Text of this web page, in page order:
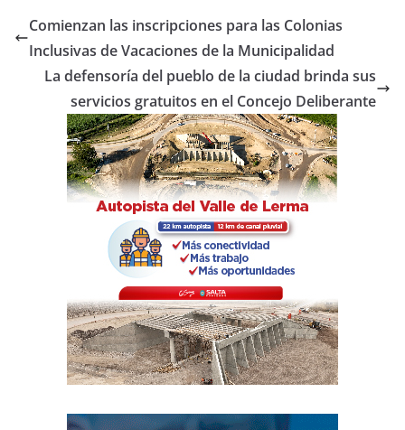
e
b
o
o
k
er s
A
p
p
p
ar
tir
Comienzan las inscripciones para las Colonias
Inclusivas de Vacaciones de la Municipalidad
La defensoría del pueblo de la ciudad brinda sus
servicios gratuitos en el Concejo Deliberante